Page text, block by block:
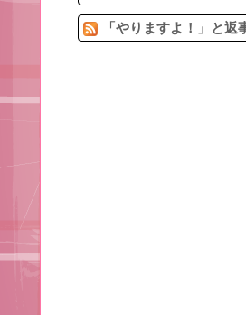
「やりますよ！」と